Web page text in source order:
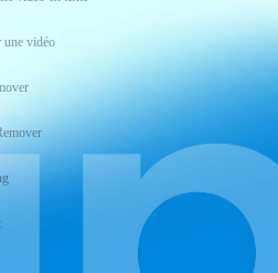
une vidéo